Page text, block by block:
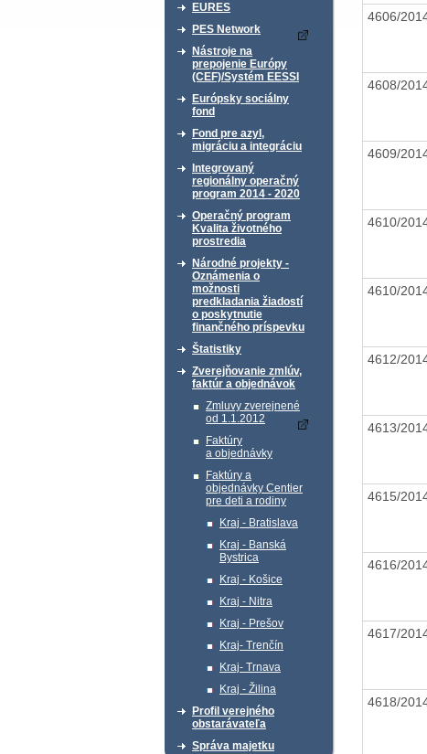
EURES
PES Network
Nástroje na
prepojenie Európy
(CEF)/Systém EESSI
Európsky sociálny
fond
Fond pre azyl,
migráciu a integráciu
Integrovaný
regionálny operačný
program 2014 - 2020
Operačný program
Kvalita životného
prostredia
Národné projekty -
Oznámenia o
možnosti
predkladania žiadostí
o poskytnutie
finančného príspevku
Štatistiky
Zverejňovanie zmlúv,
faktúr a objednávok
Zmluvy zverejnené
od 1.1.2012
Faktúry
a objednávky
Faktúry a
objednávky Centier
pre deti a rodiny
Kraj - Bratislava
Kraj - Banská
Bystrica
Kraj - Košice
Kraj - Nitra
Kraj - Prešov
Kraj- Trenčín
Kraj- Trnava
Kraj - Žilina
Profil verejného
obstarávateľa
Správa majetku
4606/
4608/
4609/
4610/
4610/
4612/
4613/
4615/
4616/
4617/
4618/